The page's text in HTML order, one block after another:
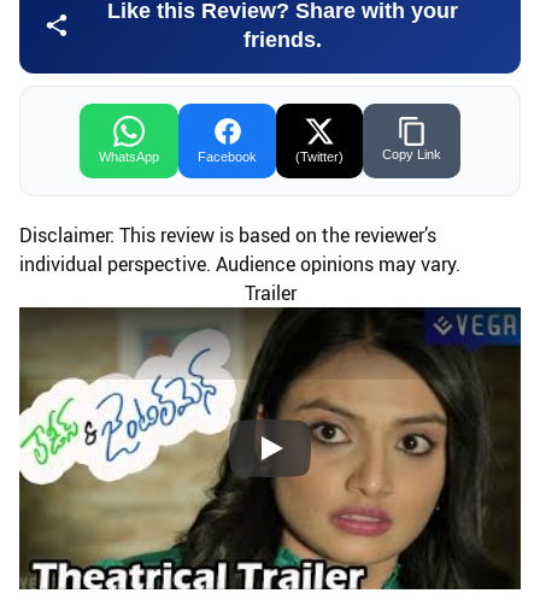
Like this Review? Share with your
friends.
WhatsApp Facebook (Twitter) Copy Link
Disclaimer: This review is based on the reviewer’s
individual perspective. Audience opinions may vary.
Trailer
Play